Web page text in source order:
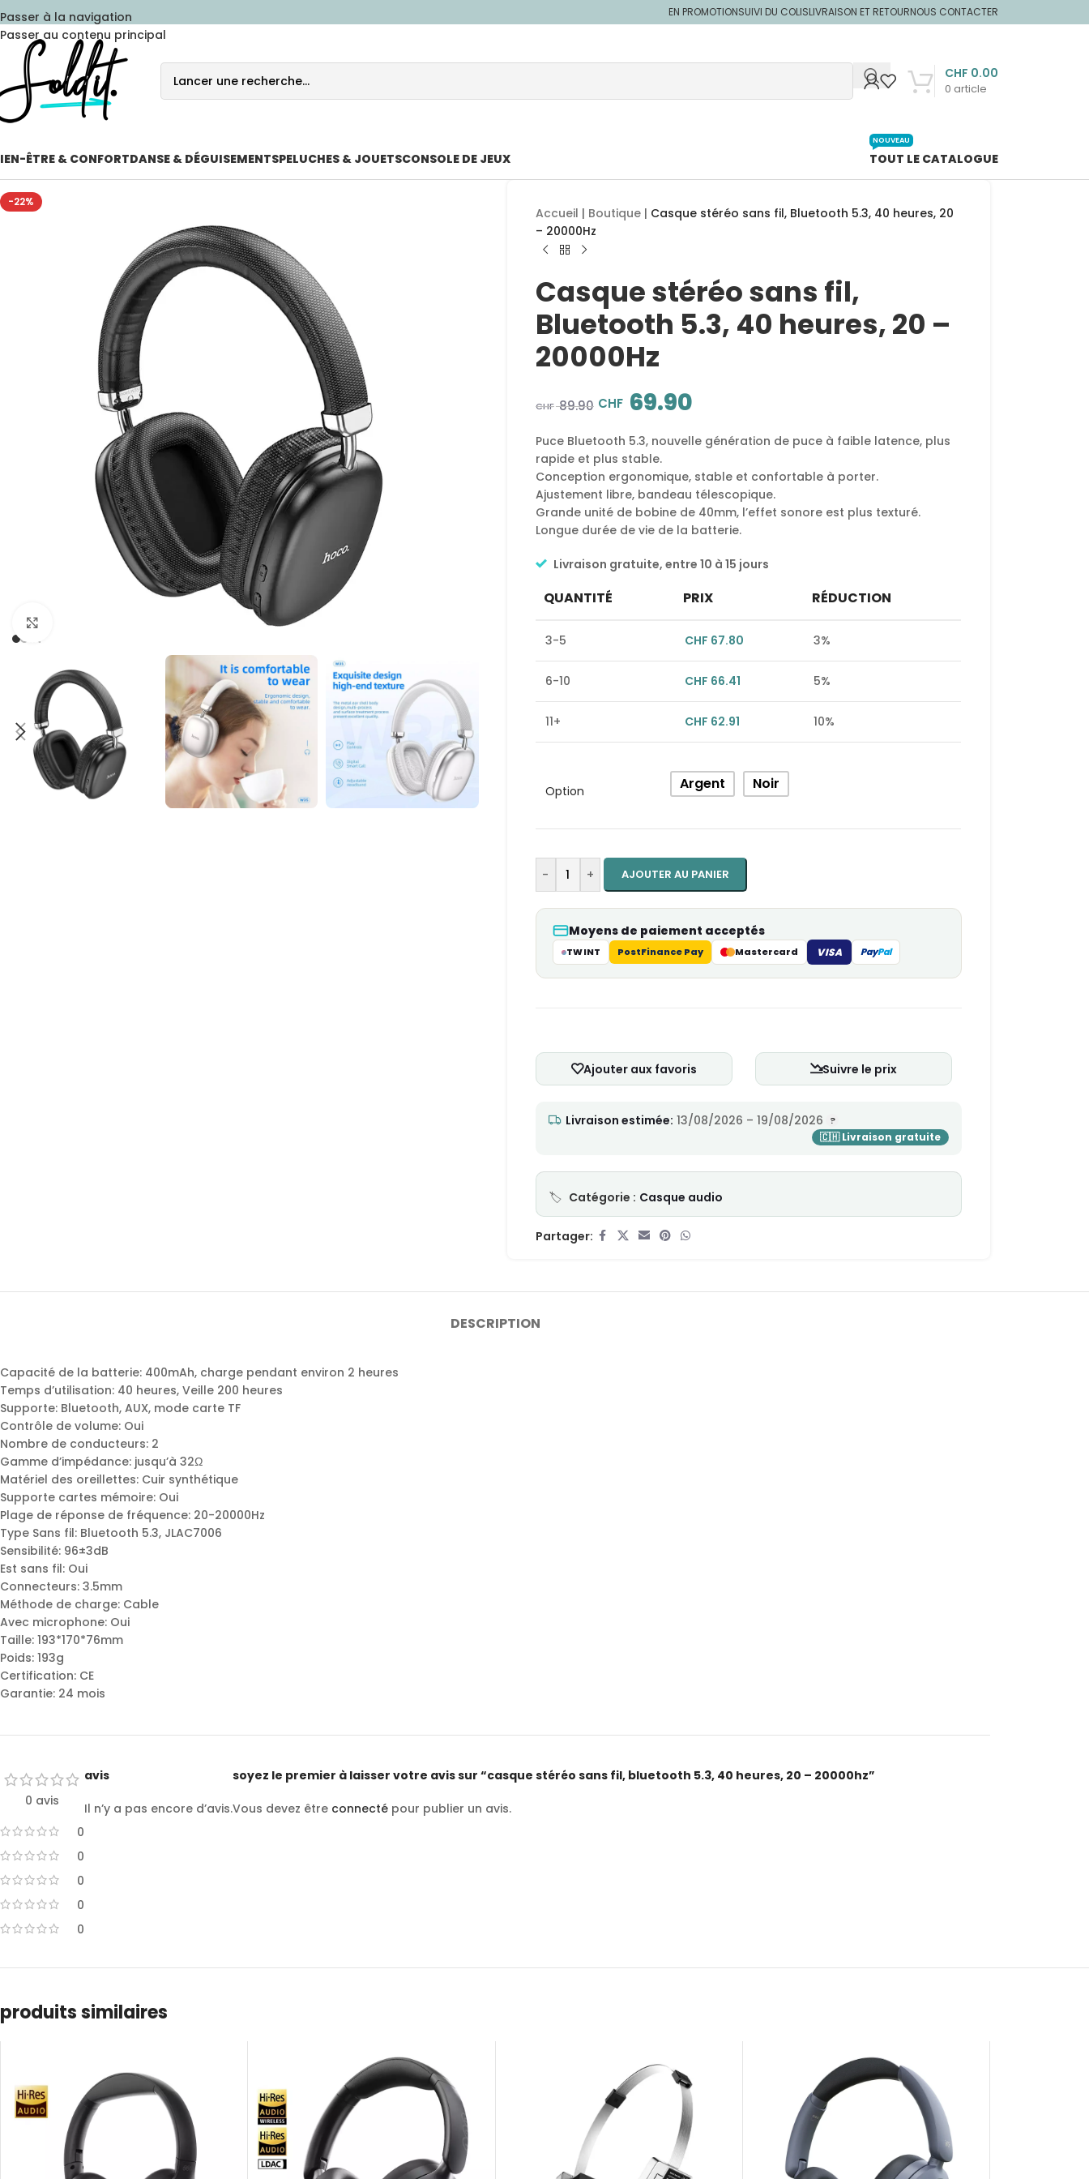
Passer à la navigation
Passer au contenu principal
EN PROMOTIONSUIVI DU COLISLIVRAISON ET RETOURNOUS CONTACTER
0 article
CHF 0.00
ÊTRE & CONFORTDANSE & DÉGUISEMENTSPELUCHES & JOUETSCONSOLE DE JEUX TOUT LE CATALOGUE
NOUVEAU
-22%
Accueil | Boutique| Casque stéréo sans fil, Bluetooth 5.3, 40 heures, 20
– 20000Hz
Casque stéréo sans fil,
Bluetooth 5.3, 40 heures, 20 –
20000Hz
CHF89.90 CHF 69.90
Puce Bluetooth 5.3, nouvelle génération de puce à faible latence, plus
rapide et plus stable.
Conception ergonomique, stable et confortable à porter.
Ajustement libre, bandeau télescopique.
Grande unité de bobine de 40mm, l’effet sonore est plus texturé.
Longue durée de vie de la batterie.
Livraison gratuite, entre 10 à 15 jours
QUANTITÉ PRIX RÉDUCTION
3-5 CHF 67.80 3%
6-10 CHF 66.41 5%
11+ CHF 62.91 10%
Option Argent Noir
- + AJOUTER AU PANIER
Moyens de paiement acceptés
TWINT PostFinance Pay Mastercard VISA PayPal
Ajouter aux favoris Suivre le prix
Livraison estimée: 13/08/2026 – 19/08/2026
Catégorie : Casque audio
Partager:
DESCRIPTION
Capacité de la batterie: 400mAh, charge pendant environ 2 heures
Temps d’utilisation: 40 heures, Veille 200 heures
Supporte: Bluetooth, AUX, mode carte TF
Contrôle de volume: Oui
Nombre de conducteurs: 2
Gamme d’impédance: jusqu’à 32Ω
Matériel des oreillettes: Cuir synthétique
Supporte cartes mémoire: Oui
Plage de réponse de fréquence: 20-20000Hz
Type Sans fil: Bluetooth 5.3, JLAC7006
Sensibilité: 96±3dB
Est sans fil: Oui
Connecteurs: 3.5mm
Méthode de charge: Cable
Avec microphone: Oui
Taille: 193*170*76mm
Poids: 193g
Certification: CE
Garantie: 24 mois
0 avis
0
0
0
0
0
avis
Il n’y a pas encore d’avis.
soyez le premier à laisser votre avis sur “casque stéréo sans fil, bluetooth 5.3, 40 heures, 20 – 20000hz”
Vous devez être connecté pour publier un avis.
produits similaires